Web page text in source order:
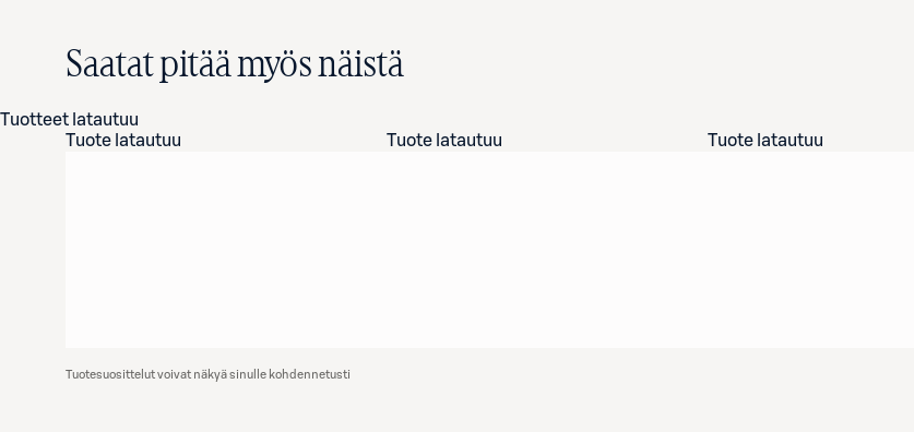
Saatat pitää myös näistä
Tuotteet latautuu
Tuote latautuu
Tuote latautuu Tuote latautuu
Tuotesuosittelut voivat näkyä sinulle kohdennetusti